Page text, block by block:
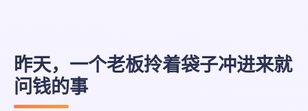
昨天，一个老板拎着袋子冲进来就
问钱的事